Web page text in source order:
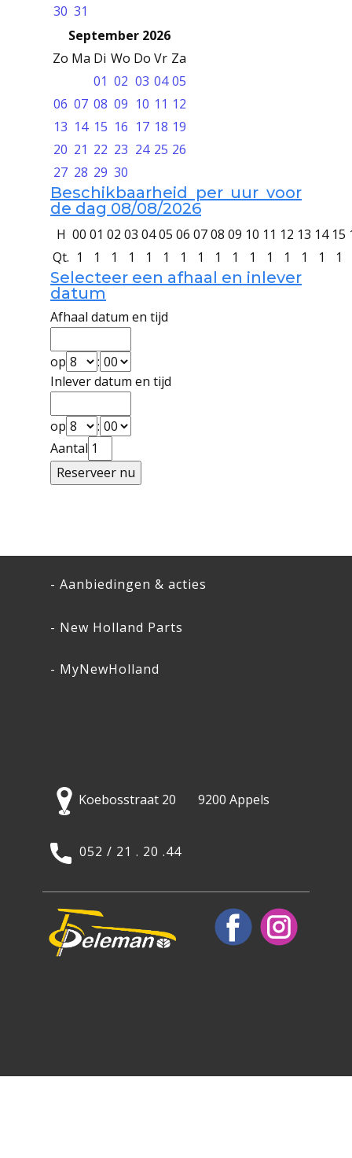
30 31
September 2026
Zo Ma Di Wo Do Vr Za
01 02 03 04 05
06 07 08 09 10 11 12
13 14 15 16 17 18 19
20 21 22 23 24 25 26
27 28 29 30
Beschikbaarheid per uur voor
de dag 08/08/2026
H 00 01 02 03 0405 06 0708 09 10 11 12 13 14 15
Qt. 1 1 1 1 1 1 1 1 1 1 1 1 1 1 1 1
Selecteer een afhaal en inlever
datum
Afhaal datum en tijd
op
:
Inlever datum en tijd
op
:
Aantal
- Aanbiedingen & acties
- New Holland Parts
- MyNewHolland
Koebosstraat 20 9200 Appels
052 / 21 . 20 .44